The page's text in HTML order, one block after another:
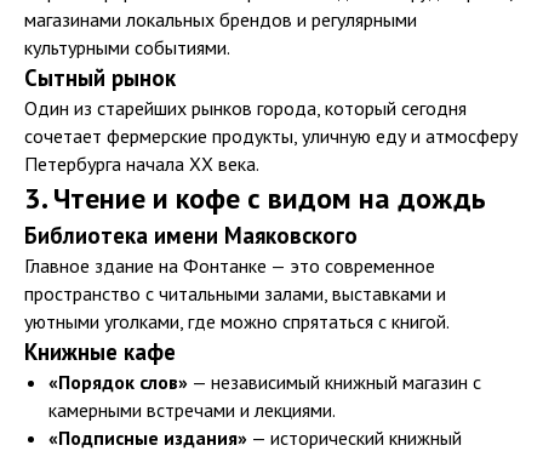
магазинами локальных брендов и регулярными
культурными событиями.
Сытный рынок
Один из старейших рынков города, который сегодня
сочетает фермерские продукты, уличную еду и атмосферу
Петербурга начала XX века.
3. Чтение и кофе с видом на дождь
Библиотека имени Маяковского
Главное здание на Фонтанке — это современное
пространство с читальными залами, выставками и
уютными уголками, где можно спрятаться с книгой.
Книжные кафе
«Порядок слов» — независимый книжный магазин с
камерными встречами и лекциями.
«Подписные издания» — исторический книжный
контакты
Остались вопросы? Свяжитесь с нами
удобным способом
Следите за нашими акциями
в социальных сетях
Написать в WhatsApp
Позвонить
Telegram